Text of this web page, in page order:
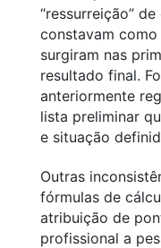
“ressurreição”
constavam
surgiram nas
resultado final.
anteriormente
lista preliminar
e situação
Outras
fórmulas de
atribuição de
profissional a